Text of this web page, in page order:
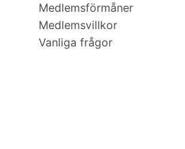
Medlemsförmåner
Medlemsvillkor
Vanliga frågor